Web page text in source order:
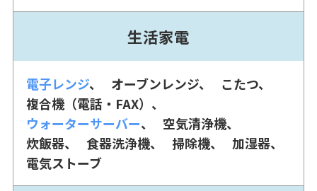
生活家電
電子レンジ オーブンレンジ
こたつ
複合機（電話・FAX）
ウォーターサーバー
空気清浄機
炊飯器
食器洗浄機 掃除機
加湿器
電気ストーブ